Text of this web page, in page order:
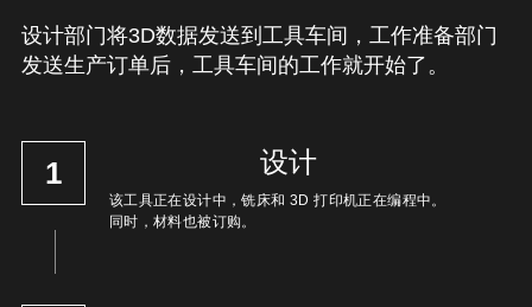
设计部门将3D数据发送到工具车间，工作准备部门
发送生产订单后，工具车间的工作就开始了。
1 设计
该工具正在设计中，铣床和 3D 打印机正在编程中。
同时，材料也被订购。